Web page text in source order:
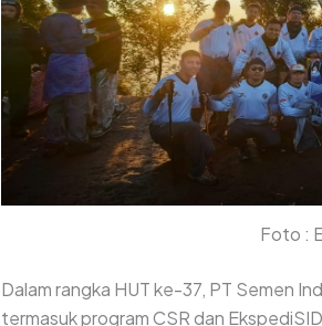
Foto :
Dalam rangka HUT ke-37, PT Semen
termasuk program CSR dan